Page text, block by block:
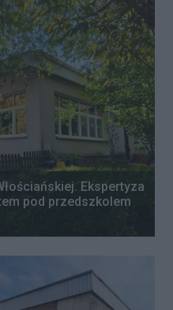
Ekspertyza
pod przedszkolem